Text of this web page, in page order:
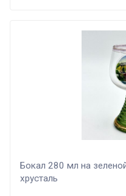
Бокал 280 мл на
хрусталь